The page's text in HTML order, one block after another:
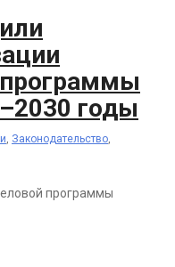
программы
годы
Законодательство
программы